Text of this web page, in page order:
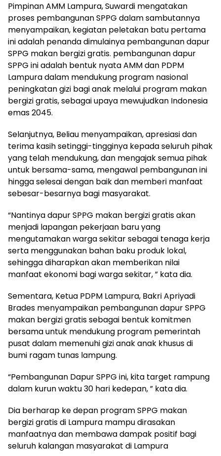
Pimpinan AMM Lampura, Suwardi mengatakan
proses pembangunan SPPG dalam sambutannya
menyampaikan, kegiatan peletakan batu pertama
ini adalah penanda dimulainya pembangunan dapur
SPPG makan bergizi gratis. pembangunan dapur
SPPG ini adalah bentuk nyata AMM dan PDPM
Lampura dalam mendukung program nasional
peningkatan gizi bagi anak melalui program makan
bergizi gratis, sebagai upaya mewujudkan Indonesia
emas 2045.
‎Selanjutnya, Beliau menyampaikan, apresiasi dan
terima kasih setinggi-tingginya kepada seluruh pihak
yang telah mendukung, dan mengajak semua pihak
untuk bersama-sama, mengawal pembangunan ini
hingga selesai dengan baik dan memberi manfaat
sebesar-besarnya bagi masyarakat.
“Nantinya dapur SPPG makan bergizi gratis akan
menjadi lapangan pekerjaan baru yang
mengutamakan warga sekitar sebagai tenaga kerja
serta menggunakan bahan baku produk lokal,
sehingga diharapkan akan memberikan nilai
manfaat ekonomi bagi warga sekitar, ” kata dia.
Sementara, Ketua PDPM Lampura, Bakri Apriyadi
Brades menyampaikan pembangunan dapur SPPG
makan bergizi gratis sebagai bentuk komitmen
bersama untuk mendukung program pemerintah
pusat dalam memenuhi gizi anak anak khusus di
bumi ragam tunas lampung.
“Pembangunan Dapur SPPG ini, kita target rampung
dalam kurun waktu 30 hari kedepan, ” kata dia.
Dia berharap ke depan program SPPG makan
bergizi gratis di Lampura mampu dirasakan
manfaatnya dan membawa dampak positif bagi
seluruh kalangan masyarakat di Lampura